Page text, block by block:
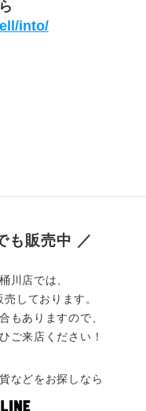
into/
も販売中 ／
川店では、
しております。
もありますので、
ご来店ください！
などをお探しなら